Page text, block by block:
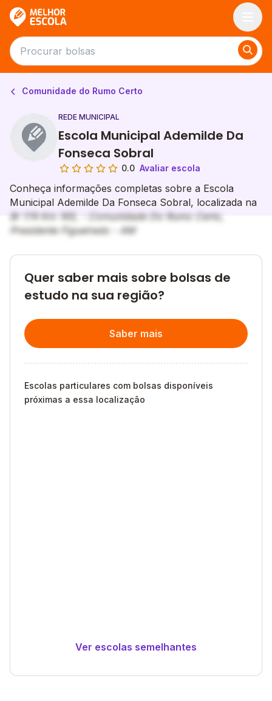
Comunidade do Rumo Certo
REDE MUNICIPAL
Escola Municipal Ademilde Da
Fonseca Sobral
0.0 Avaliar escola
Conheça informações completas sobre a Escola
Municipal Ademilde Da Fonseca Sobral, localizada na
Br 174 Km 165, - Comunidade Do Rumo Certo,
Presidente Figueiredo - AM
Quer saber mais sobre bolsas de
estudo na sua região?
Saber mais
Escolas particulares com bolsas disponíveis
próximas a essa localização
Ver escolas semelhantes